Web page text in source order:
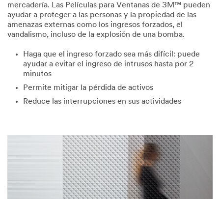
mercadería. Las Películas para Ventanas de 3M™ pueden
ayudar a proteger a las personas y la propiedad de las
amenazas externas como los ingresos forzados, el
vandalismo, incluso de la explosión de una bomba.
Haga que el ingreso forzado sea más difícil: puede
ayudar a evitar el ingreso de intrusos hasta por 2
minutos
Permite mitigar la pérdida de activos
Reduce las interrupciones en sus actividades